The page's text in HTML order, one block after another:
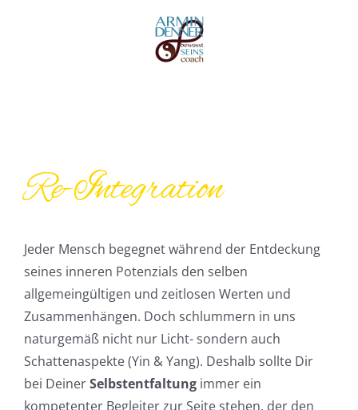
Re-Integration
Jeder Mensch begegnet während der Entdeckung
seines inneren Potenzials den selben
allgemeingültigen und zeitlosen Werten und
Zusammenhängen. Doch schlummern in uns
naturgemäß nicht nur Licht- sondern auch
Schattenaspekte (Yin & Yang). Deshalb sollte Dir
bei DeinerSelbstentfaltungimmer ein
kompetenter Begleiter zur Seite stehen, der den